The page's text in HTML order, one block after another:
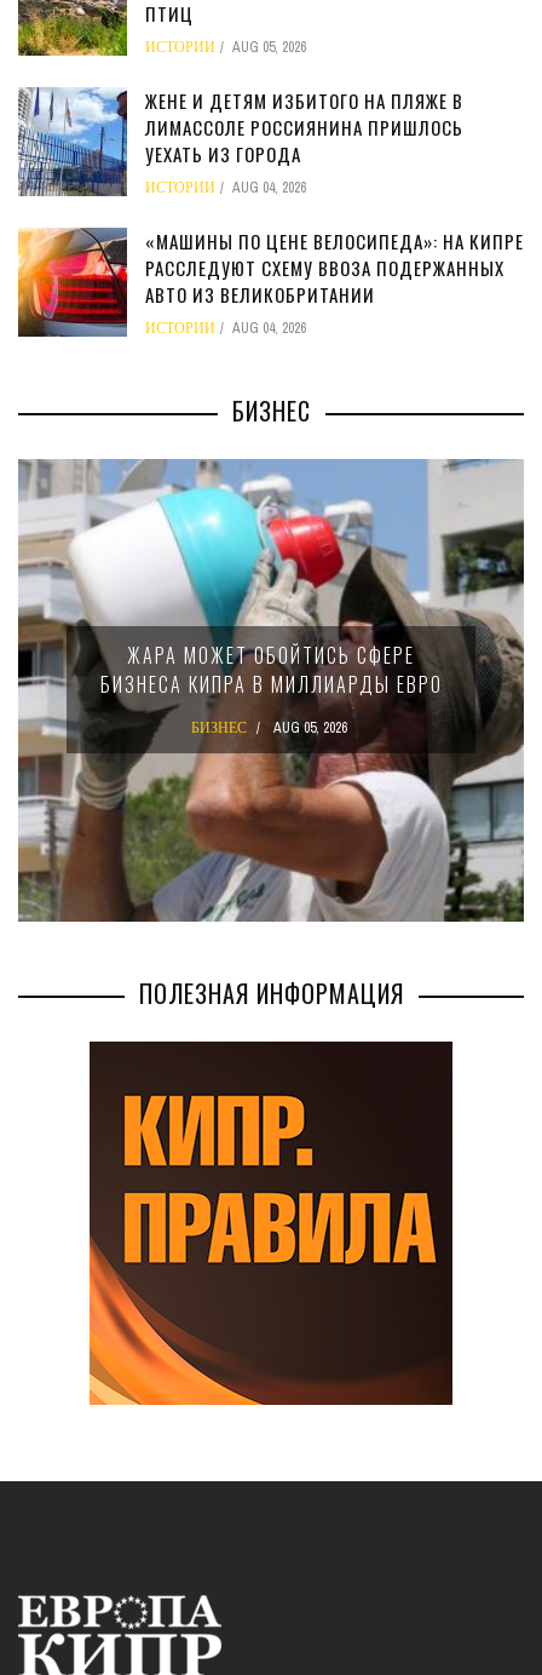
ПТИЦ
ИСТОРИИ AUG 05, 2026
ЖЕНЕ И ДЕТЯМ ИЗБИТОГО НА ПЛЯЖЕ В
ЛИМАССОЛЕ РОССИЯНИНА ПРИШЛОСЬ
УЕХАТЬ ИЗ ГОРОДА
ИСТОРИИ AUG 04, 2026
«МАШИНЫ ПО ЦЕНЕ ВЕЛОСИПЕДА»: НА КИПРЕ
РАССЛЕДУЮТ СХЕМУ ВВОЗА ПОДЕРЖАННЫХ
АВТО ИЗ ВЕЛИКОБРИТАНИИ
ИСТОРИИ AUG 04, 2026
БИЗНЕС
МИНФИН КИПРА ПЕРЕПИСАЛ ЗАКОН О
15-ПРОЦЕНТНОМ НАЛОГЕ ДЛЯ
КРУПНЫХ МЕЖДУНАРОДНЫХ
КОМПАНИЙ
БИЗНЕС AUG 02, 2026
ПОЛЕЗНАЯ ИНФОРМАЦИЯ